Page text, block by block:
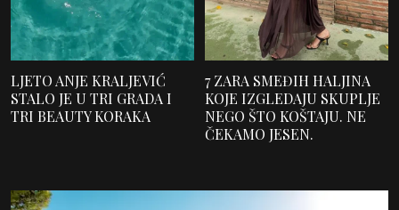
LJETO ANJE KRALJEVIĆ
STALO JE U TRI GRADA I
TRI BEAUTY KORAKA
7 ZARA SMEĐIH HALJINA
KOJE IZGLEDAJU SKUPLJE
NEGO ŠTO KOŠTAJU. NE
ČEKAMO JESEN.